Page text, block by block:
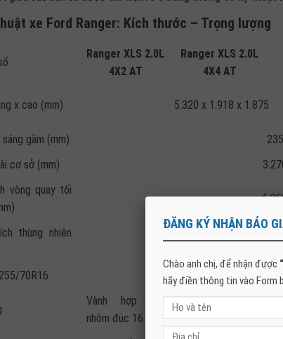
xe Ford Ranger: Kích thước – Trọng lượng
Ranger XLS 2.0L
4X2 AT
Ranger XLS 2.0L
4X4 AT
x cao (mm) 5.320 x 1.918 x 1.875
sáng gầm (mm)
235
cơ sở (mm)
vòng quay tối
thùng nhiên
70R16 255/70R16
Vành hợp kim
nhôm đúc 16 inch
Vành hợp kim
nhôm đúc 16 inch
ĐĂNG KÝ NHẬN BÁO
Chào anh chị, để nhận được
hãy điền thông tin vào Form